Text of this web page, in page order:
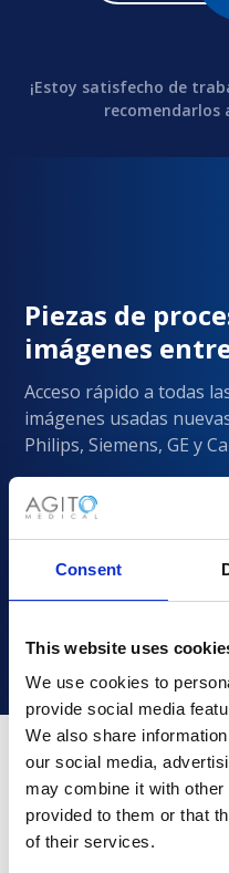
Consent
This website uses
We use cookies to
provide social media
We also share
our social media,
may combine it with other
provided to them or that
of their services.
¡Estoy satisfecho de
recomendarlos
Piezas de
imágenes
Acceso rápido a todas
imágenes usadas
Philips, Siemens, GE y
¿Por qué
Los proveedores de